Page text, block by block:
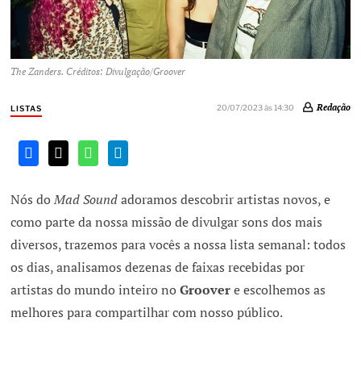
The Zanders. Créditos: Divulgação/Groover
LISTAS 20/07/2023 às 14:30 Redação
Nós doMad Soundadoramos descobrir artistas novos, e
como parte da nossa missão de divulgar sons dos mais
diversos, trazemos para vocês a nossa lista semanal: todos
os dias, analisamos dezenas de faixas recebidas por
artistas do mundo inteiro noGroovere escolhemos as
melhores para compartilhar com nosso público.